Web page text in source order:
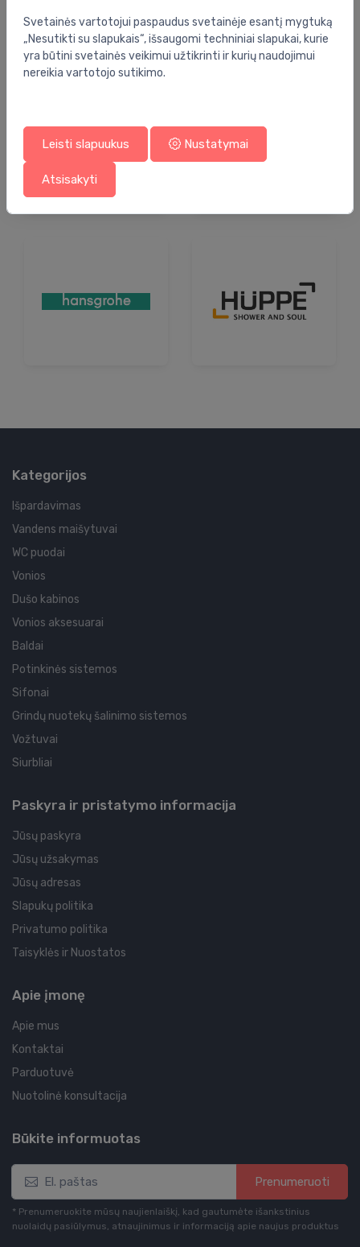
Kategorijos
Išpardavimas
Vandens maišytuvai
WC puodai
Vonios
Dušo kabinos
Vonios aksesuarai
Baldai
Potinkinės sistemos
Sifonai
Grindų nuotekų šalinimo sistemos
Vožtuvai
Siurbliai
Paskyra ir pristatymo informacija
Jūsų paskyra
Jūsų užsakymas
Jūsų adresas
Slapukų politika
Privatumo politika
Taisyklės ir Nuostatos
Apie įmonę
Apie mus
Kontaktai
Parduotuvė
Nuotolinė konsultacija
Būkite informuotas
Prenumeruoti
* Prenumeruokite mūsų naujienlaiškį, kad gautumėte išankstinius
nuolaidų pasiūlymus, atnaujinimus ir informaciją apie naujus produktus
Svetainės vartotojui paspaudus svetainėje esantį mygtuką
„Nesutikti su slapukais“, išsaugomi techniniai slapukai, kurie
yra būtini svetainės veikimui užtikrinti ir kurių naudojimui
nereikia vartotojo sutikimo.
Leisti slapuukus Nustatymai
Atsisakyti